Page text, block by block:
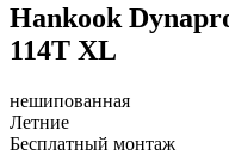
Hankook
114T XL
нешипованная
Летние
Бесплатный монтаж